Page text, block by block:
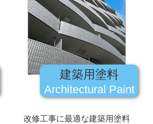
建築用塗料
Architectural Paint
改修工事に最適な建築用塗料